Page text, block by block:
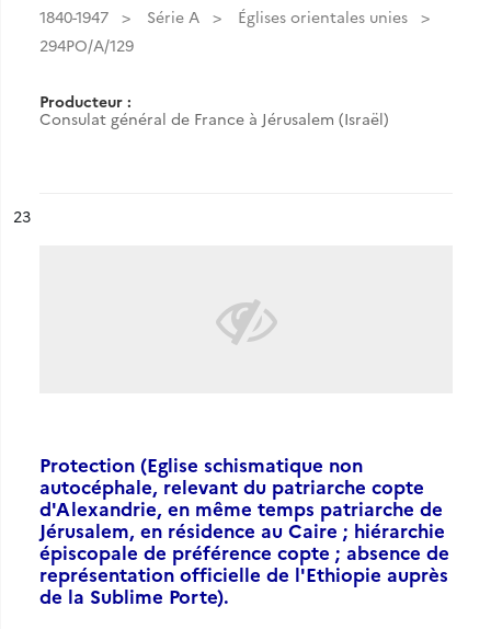
1840-1947
Série A
Églises orientales unies
294PO/A/129
Producteur :
Consulat général de France à Jérusalem (Israël)
n°
23
Protection (Eglise schismatique non
autocéphale, relevant du patriarche copte
d'Alexandrie, en même temps patriarche de
Jérusalem, en résidence au Caire ; hiérarchie
épiscopale de préférence copte ; absence de
représentation officielle de l'Ethiopie auprès
de la Sublime Porte).